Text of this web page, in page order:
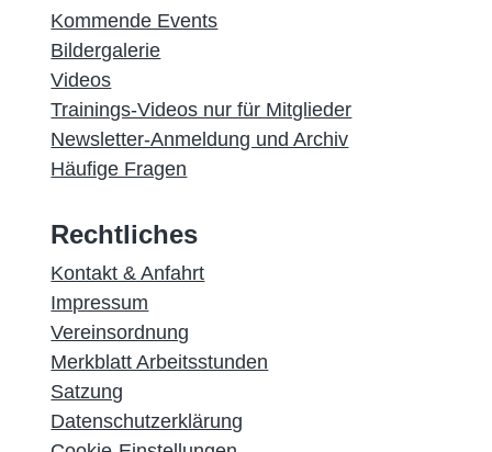
Kommende Events
Bildergalerie
Videos
Trainings-Videos nur für Mitglieder
Newsletter-Anmeldung und Archiv
Häufige Fragen
Rechtliches
Kontakt & Anfahrt
Impressum
Vereinsordnung
Merkblatt Arbeitsstunden
Satzung
Datenschutzerklärung